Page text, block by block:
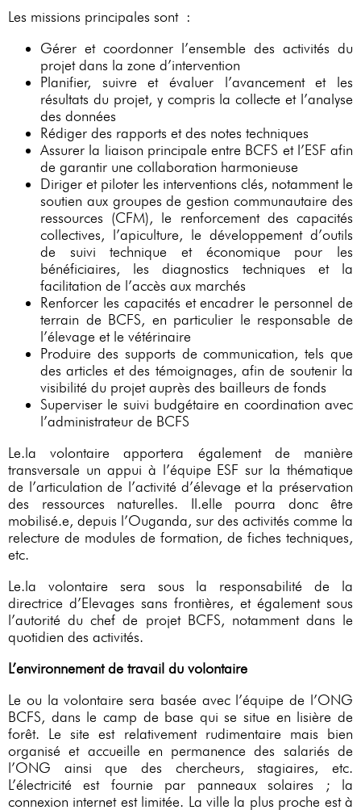
Les missions principales sont :
Gérer et coordonner l’ensemble des activités du
projet dans la zone d’intervention
Planifier, suivre et évaluer l’avancement et les
résultats du projet, y compris la collecte et l’analyse
des données
Rédiger des rapports et des notes techniques
Assurer la liaison principale entre BCFS et l’ESF afin
de garantir une collaboration harmonieuse
Diriger et piloter les interventions clés, notamment le
soutien aux groupes de gestion communautaire des
ressources (CFM), le renforcement des capacités
collectives, l’apiculture, le développement d’outils
de suivi technique et économique pour les
bénéficiaires, les diagnostics techniques et la
facilitation de l’accès aux marchés
Renforcer les capacités et encadrer le personnel de
terrain de BCFS, en particulier le responsable de
l’élevage et le vétérinaire
Produire des supports de communication, tels que
des articles et des témoignages, afin de soutenir la
visibilité du projet auprès des bailleurs de fonds
Superviser le suivi budgétaire en coordination avec
l’administrateur de BCFS
Le.la volontaire apportera également de manière
transversale un appui à l’équipe ESF sur la thématique
de l’articulation de l’activité d’élevage et la préservation
des ressources naturelles. Il.elle pourra donc être
mobilisé.e, depuis l’Ouganda, sur des activités comme la
relecture de modules de formation, de fiches techniques,
etc.
Le.la volontaire sera sous la responsabilité de la
directrice d’Elevages sans frontières, et également sous
l’autorité du chef de projet BCFS, notamment dans le
quotidien des activités.
L’environnement de travail du volontaire
Le ou la volontaire sera basée avec l’équipe de l’ONG
BCFS, dans le camp de base qui se situe en lisière de
forêt. Le site est relativement rudimentaire mais bien
organisé et accueille en permanence des salariés de
l’ONG ainsi que des chercheurs, stagiaires, etc.
L’électricité est fournie par panneaux solaires ; la
connexion internet est limitée. La ville la plus proche est à